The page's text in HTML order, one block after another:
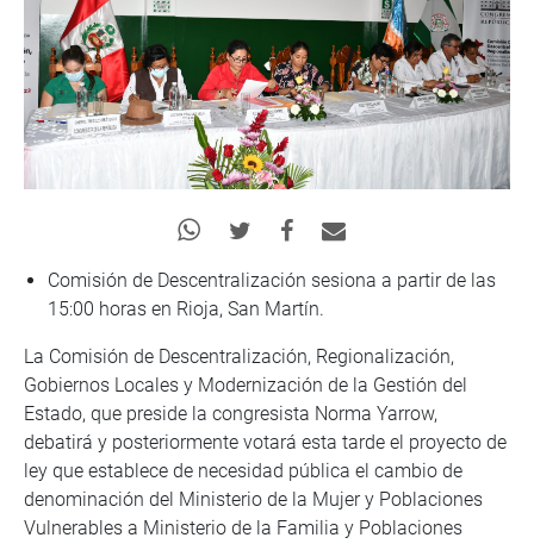
Comisión de Descentralización sesiona a partir de las
15:00 horas en Rioja, San Martín.
La Comisión de Descentralización, Regionalización,
Gobiernos Locales y Modernización de la Gestión del
Estado, que preside la congresista Norma Yarrow,
debatirá y posteriormente votará esta tarde el proyecto de
ley que establece de necesidad pública el cambio de
denominación del Ministerio de la Mujer y Poblaciones
Vulnerables a Ministerio de la Familia y Poblaciones